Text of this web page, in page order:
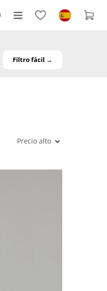
Filtro fácil →
Precio alto